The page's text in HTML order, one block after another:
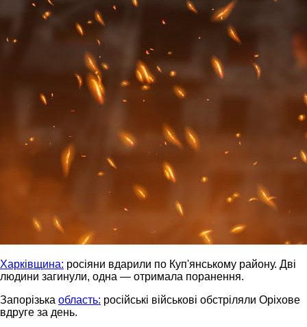
Харківщина: росіяни вдарили по Куп'янському району. Дві
людини загинули, одна — отримала поранення.
Запорізька область: російські військові обстріляли Оріхове
вдруге за день.